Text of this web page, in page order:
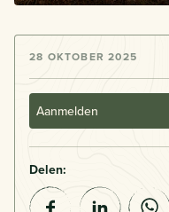
28 OKTOBER 2025
Aanmelden
Delen: